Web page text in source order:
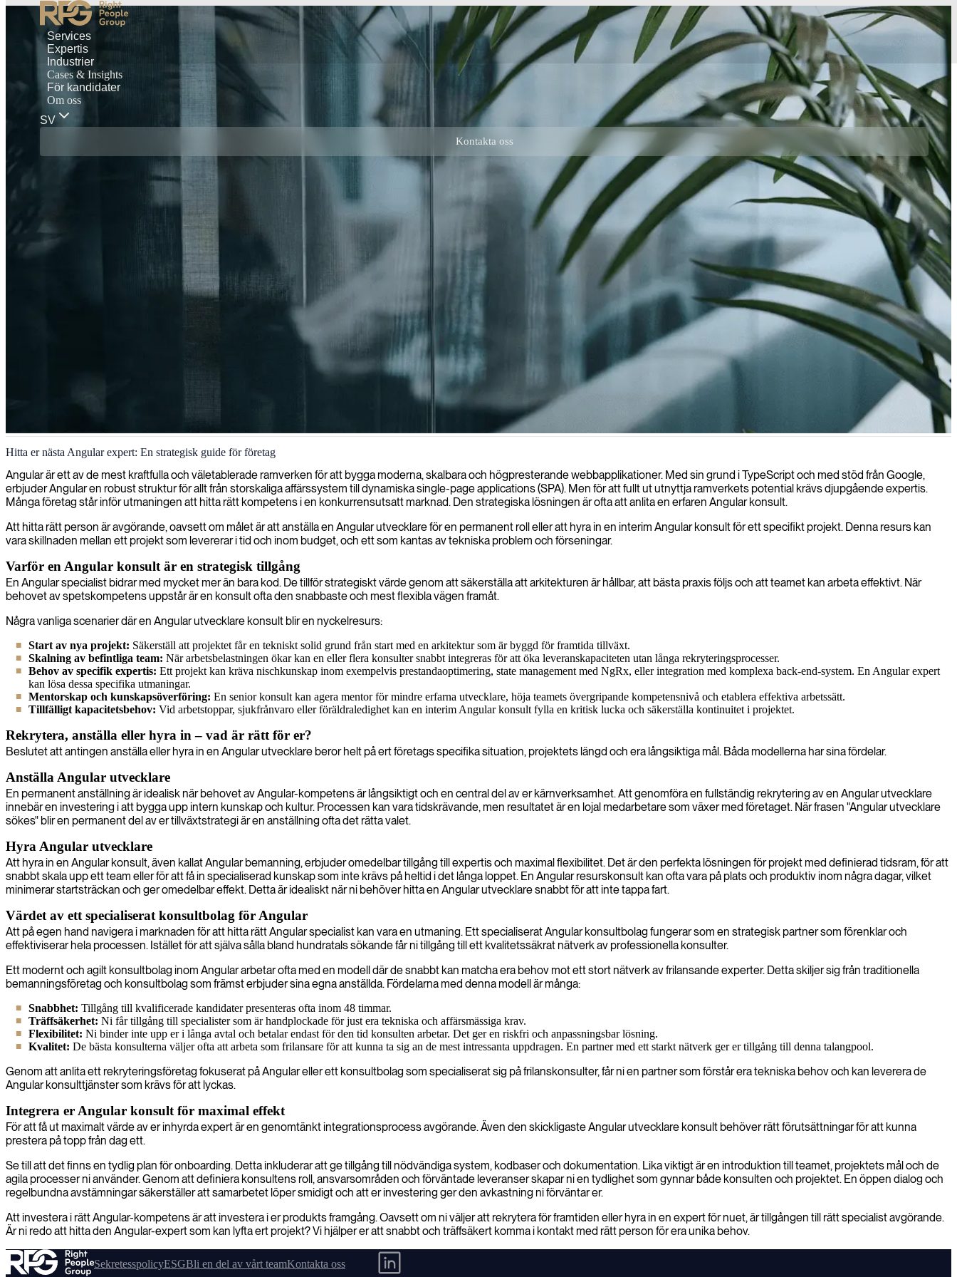
Services
Expertis
Industrier
Cases & Insights
För kandidater
Om oss
SV
Kontakta oss
AngularJS-frontendsutveckling
Vi levererar specialiserad AngularJS-utveckling för att omvandla din digitala närvaro genom interaktiva webbapplikationer byggda för skalbarhet och exceptionella användarupplevelser.
Hitta er nästa Angular expert: En strategisk guide för företag
Angular är ett av de mest kraftfulla och väletablerade ramverken för att bygga moderna, skalbara och högpresterande webbapplikationer. Med sin grund i TypeScript och med stöd från Google,
erbjuder Angular en robust struktur för allt från storskaliga affärssystem till dynamiska single-page applications (SPA). Men för att fullt ut utnyttja ramverkets potential krävs djupgående expertis.
Många företag står inför utmaningen att hitta rätt kompetens i en konkurrensutsatt marknad. Den strategiska lösningen är ofta att anlita en erfaren Angular konsult.
Att hitta rätt person är avgörande, oavsett om målet är att anställa en Angular utvecklare för en permanent roll eller att hyra in en interim Angular konsult för ett specifikt projekt. Denna resurs kan
vara skillnaden mellan ett projekt som levererar i tid och inom budget, och ett som kantas av tekniska problem och förseningar.
Varför en Angular konsult är en strategisk tillgång
En Angular specialist bidrar med mycket mer än bara kod. De tillför strategiskt värde genom att säkerställa att arkitekturen är hållbar, att bästa praxis följs och att teamet kan arbeta effektivt. När
behovet av spetskompetens uppstår är en konsult ofta den snabbaste och mest flexibla vägen framåt.
Några vanliga scenarier där en Angular utvecklare konsult blir en nyckelresurs:
Start av nya projekt: Säkerställ att projektet får en tekniskt solid grund från start med en arkitektur som är byggd för framtida tillväxt.
Skalning av befintliga team: När arbetsbelastningen ökar kan en eller flera konsulter snabbt integreras för att öka leveranskapaciteten utan långa rekryteringsprocesser.
Behov av specifik expertis: Ett projekt kan kräva nischkunskap inom exempelvis prestandaoptimering, state management med NgRx, eller integration med komplexa back-end-system. En Angular expert
kan lösa dessa specifika utmaningar.
Mentorskap och kunskapsöverföring: En senior konsult kan agera mentor för mindre erfarna utvecklare, höja teamets övergripande kompetensnivå och etablera effektiva arbetssätt.
Tillfälligt kapacitetsbehov: Vid arbetstoppar, sjukfrånvaro eller föräldraledighet kan en interim Angular konsult fylla en kritisk lucka och säkerställa kontinuitet i projektet.
Rekrytera, anställa eller hyra in – vad är rätt för er?
Beslutet att antingen anställa eller hyra in en Angular utvecklare beror helt på ert företags specifika situation, projektets längd och era långsiktiga mål. Båda modellerna har sina fördelar.
Anställa Angular utvecklare
En permanent anställning är idealisk när behovet av Angular-kompetens är långsiktigt och en central del av er kärnverksamhet. Att genomföra en fullständig rekrytering av en Angular utvecklare
innebär en investering i att bygga upp intern kunskap och kultur. Processen kan vara tidskrävande, men resultatet är en lojal medarbetare som växer med företaget. När frasen "Angular utvecklare
sökes" blir en permanent del av er tillväxtstrategi är en anställning ofta det rätta valet.
Hyra Angular utvecklare
Att hyra in en Angular konsult, även kallat Angular bemanning, erbjuder omedelbar tillgång till expertis och maximal flexibilitet. Det är den perfekta lösningen för projekt med definierad tidsram, för att
snabbt skala upp ett team eller för att få in specialiserad kunskap som inte krävs på heltid i det långa loppet. En Angular resurskonsult kan ofta vara på plats och produktiv inom några dagar, vilket
minimerar startsträckan och ger omedelbar effekt. Detta är idealiskt när ni behöver hitta en Angular utvecklare snabbt för att inte tappa fart.
Värdet av ett specialiserat konsultbolag för Angular
Att på egen hand navigera i marknaden för att hitta rätt Angular specialist kan vara en utmaning. Ett specialiserat Angular konsultbolag fungerar som en strategisk partner som förenklar och
effektiviserar hela processen. Istället för att själva sålla bland hundratals sökande får ni tillgång till ett kvalitetssäkrat nätverk av professionella konsulter.
Ett modernt och agilt konsultbolag inom Angular arbetar ofta med en modell där de snabbt kan matcha era behov mot ett stort nätverk av frilansande experter. Detta skiljer sig från traditionella
bemanningsföretag och konsultbolag som främst erbjuder sina egna anställda. Fördelarna med denna modell är många:
Snabbhet: Tillgång till kvalificerade kandidater presenteras ofta inom 48 timmar.
Träffsäkerhet: Ni får tillgång till specialister som är handplockade för just era tekniska och affärsmässiga krav.
Flexibilitet: Ni binder inte upp er i långa avtal och betalar endast för den tid konsulten arbetar. Det ger en riskfri och anpassningsbar lösning.
Kvalitet: De bästa konsulterna väljer ofta att arbeta som frilansare för att kunna ta sig an de mest intressanta uppdragen. En partner med ett starkt nätverk ger er tillgång till denna talangpool.
Genom att anlita ett rekryteringsföretag fokuserat på Angular eller ett konsultbolag som specialiserat sig på frilanskonsulter, får ni en partner som förstår era tekniska behov och kan leverera de
Angular konsulttjänster som krävs för att lyckas.
Integrera er Angular konsult för maximal effekt
För att få ut maximalt värde av er inhyrda expert är en genomtänkt integrationsprocess avgörande. Även den skickligaste Angular utvecklare konsult behöver rätt förutsättningar för att kunna
prestera på topp från dag ett.
Se till att det finns en tydlig plan för onboarding. Detta inkluderar att ge tillgång till nödvändiga system, kodbaser och dokumentation. Lika viktigt är en introduktion till teamet, projektets mål och de
agila processer ni använder. Genom att definiera konsultens roll, ansvarsområden och förväntade leveranser skapar ni en tydlighet som gynnar både konsulten och projektet. En öppen dialog och
regelbundna avstämningar säkerställer att samarbetet löper smidigt och att er investering ger den avkastning ni förväntar er.
Att investera i rätt Angular-kompetens är att investera i er produkts framgång. Oavsett om ni väljer att rekrytera för framtiden eller hyra in en expert för nuet, är tillgången till rätt specialist avgörande.
Är ni redo att hitta den Angular-expert som kan lyfta ert projekt? Vi hjälper er att snabbt och träffsäkert komma i kontakt med rätt person för era unika behov.
SekretesspolicyESGBli en del av vårt teamKontakta oss